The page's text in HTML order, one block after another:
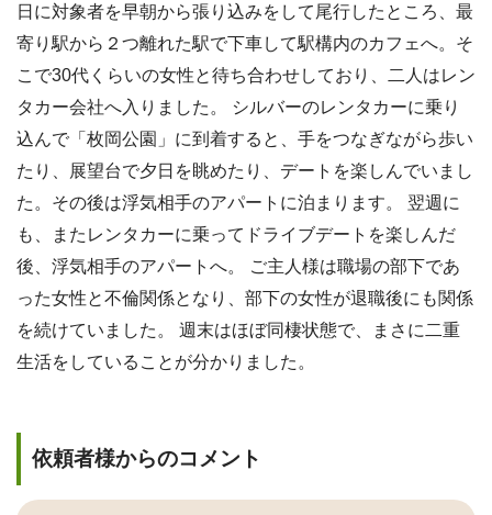
日に対象者を早朝から張り込みをして尾行したところ、最
寄り駅から２つ離れた駅で下車して駅構内のカフェへ。そ
こで30代くらいの女性と待ち合わせしており、二人はレン
タカー会社へ入りました。 シルバーのレンタカーに乗り
込んで「枚岡公園」に到着すると、手をつなぎながら歩い
たり、展望台で夕日を眺めたり、デートを楽しんでいまし
た。その後は浮気相手のアパートに泊まります。 翌週に
も、またレンタカーに乗ってドライブデートを楽しんだ
後、浮気相手のアパートへ。 ご主人様は職場の部下であ
った女性と不倫関係となり、部下の女性が退職後にも関係
を続けていました。 週末はほぼ同棲状態で、まさに二重
生活をしていることが分かりました。
依頼者様からのコメント